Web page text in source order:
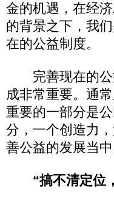
金的机遇，在经
的背景之下，我
在的公益制度。
完善现在的公
成非常重要。通
重要的一部分是
分，一个创造力
善公益的发展当中
“搞不清定位